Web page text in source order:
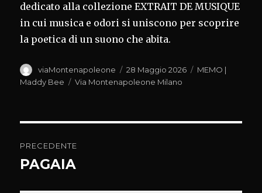
dedicato alla collezione EXTRAIT DE MUSIQUE
in cui musica e odori si uniscono per scoprire
la poetica di un suono che abita.
Autore
viaMontenapoleone
Pubblicato
il
28 Maggio 2026 Categorie
MEMO |
Maddy Bee
Tag
Via Montenapoleone Milano
articoli
PRECEDENTE
Articolo
PAGAIA